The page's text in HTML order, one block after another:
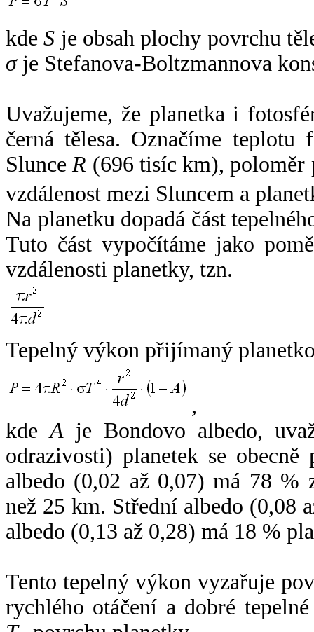
kdeS je obsah plochy povrchu
σje Stefanova-Boltzmannova
Uvažujeme, že planetka i
černá tělesa. Označíme
SlunceR (696 tisíc km),
vzdálenost mezi Sluncem a
Na planetku dopadá část
Tuto část vypočítáme jako
vzdálenosti planetky, tzn.
Tepelný výkon přijímaný
,
kdeA je Bondovo albedo,
odrazivosti) planetek se
albedo (0,02 až 0,07) má 78 %
než 25 km. Střední albedo (0,08
albedo (0,13 až 0,28) má 18 %
Tento tepelný výkon vyzařuje
rychlého otáčení a dobré